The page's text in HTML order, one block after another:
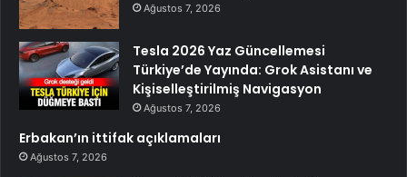
Ağustos 7, 2026
Tesla 2026 Yaz Güncellemesi
Türkiye’de Yayında: Grok Asistanı ve
Kişiselleştirilmiş Navigasyon
Ağustos 7, 2026
Erbakan’ın ittifak açıklamaları
Ağustos 7, 2026